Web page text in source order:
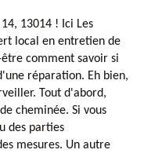
13014 ! Ici Les
local en entretien de
comment savoir si
réparation. Eh bien,
Tout d'abord,
cheminée. Si vous
des parties
mesures. Un autre